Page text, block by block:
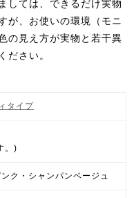
しては、できるだけ実物
が、お使いの環境（モニ
の見え方が実物と若干異
ださい。
タイプ
。)
ク・シャンパンベージュ